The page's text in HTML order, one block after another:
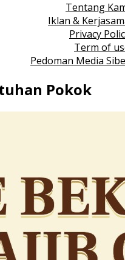
Tentang
Iklan &
Privacy
Term of
Pedoman Media
Pokok